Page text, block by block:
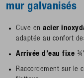
mur galvanisés
Cuve en acier
adaptée au confort
Arrivée d’eau fixe
Raccordement sur le